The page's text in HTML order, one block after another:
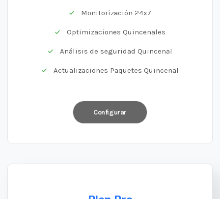
Monitorización 24x7
Optimizaciones Quincenales
Análisis de seguridad Quincenal
Actualizaciones Paquetes Quincenal
Configurar